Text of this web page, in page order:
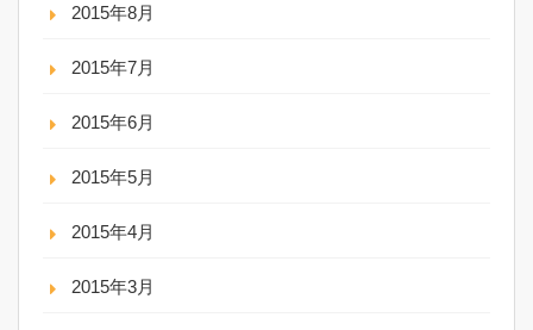
2015年8月
2015年7月
2015年6月
2015年5月
2015年4月
2015年3月